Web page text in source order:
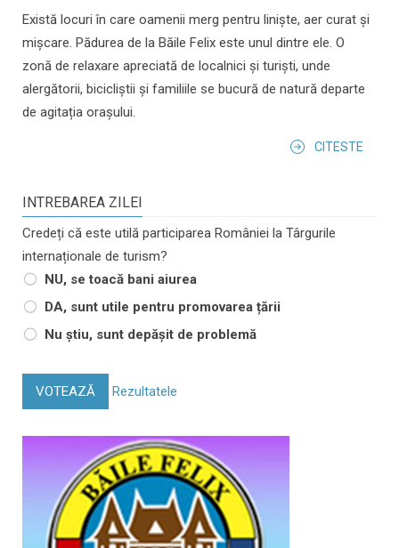
Există locuri în care oamenii merg pentru liniște, aer curat și
mișcare. Pădurea de la Băile Felix este unul dintre ele. O
zonă de relaxare apreciată de localnici și turiști, unde
alergătorii, bicicliștii și familiile se bucură de natură departe
de agitația orașului.
CITESTE
INTREBAREA ZILEI
Credeți că este utilă participarea României la Târgurile
internaționale de turism?
NU, se toacă bani aiurea
DA, sunt utile pentru promovarea țării
Nu știu, sunt depășit de problemă
VOTEAZĂ Rezultatele